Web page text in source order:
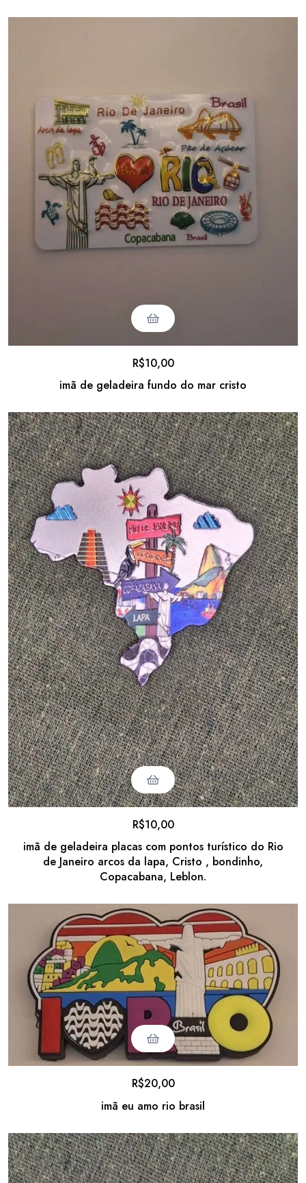
imã de geladeira fundo do mar cristo
R$10,00
imã de geladeira placas com pontos turístico do Rio
de Janeiro arcos da lapa, Cristo , bondinho,
Copacabana, Leblon.
R$10,00
imã eu amo rio brasil
R$20,00